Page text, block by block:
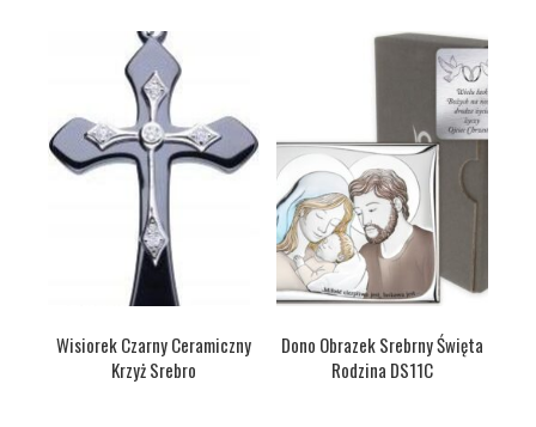
Wisiorek Czarny Ceramiczny
Krzyż Srebro
Dono Obrazek Srebrny Święta
Rodzina DS11C